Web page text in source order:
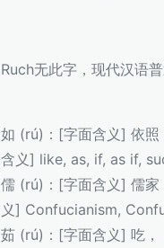
Ruch无此字，现代汉语
如 (rú)：[字面含义] 依照
含义] like, as, if, as if,
儒 (rú)：[字面含义] 儒家
义] Confucianism,
茹 (rú)：[字面含义] 吃， خوراک خوره(波斯语); [出处] 《说文解字》；[英语含义]